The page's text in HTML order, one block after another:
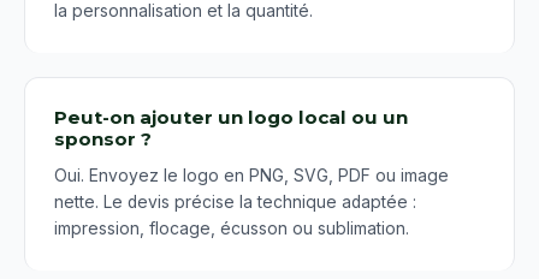
la personnalisation et la quantité.
Peut-on ajouter un logo local ou un
sponsor ?
Oui. Envoyez le logo en PNG, SVG, PDF ou image
nette. Le devis précise la technique adaptée :
impression, flocage, écusson ou sublimation.